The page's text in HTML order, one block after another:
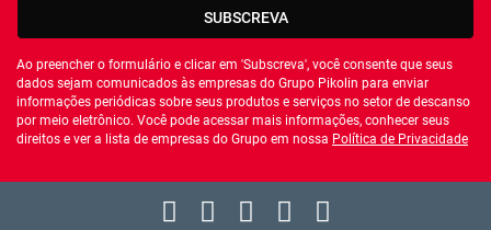
SUBSCREVA
Ao preencher o formulário e clicar em 'Subscreva', você consente que seus
dados sejam comunicados às empresas do Grupo Pikolin para enviar
informações periódicas sobre seus produtos e serviços no setor de descanso
por meio eletrônico. Você pode acessar mais informações, conhecer seus
direitos e ver a lista de empresas do Grupo em nossa Política de Privacidade